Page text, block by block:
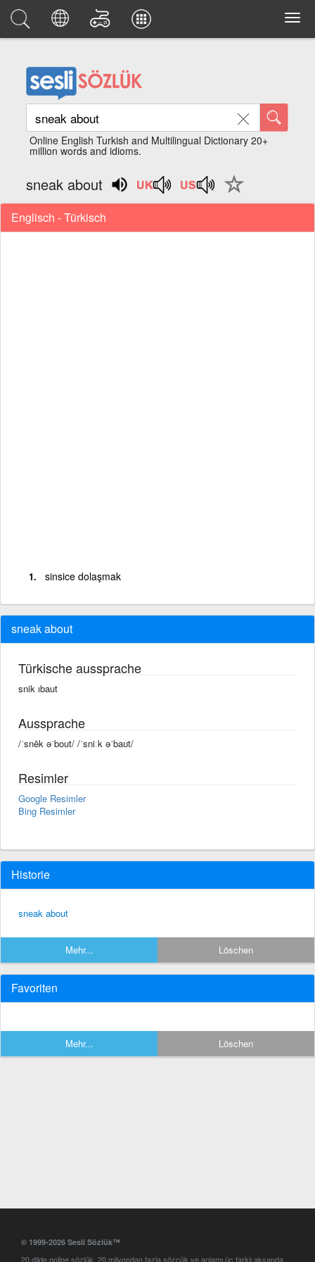
Online English Turkish and Multilingual Dictionary 20+
million words and idioms.
sneak about
Englisch - Türkisch
sinsice dolaşmak
sneak about
Türkische aussprache
snik ıbaut
Aussprache
/ˈsnēk əˈbout/ /ˈsniːk əˈbaʊt/
Resimler
Google Resimler
Bing Resimler
Historie
sneak about
Mehr... Löschen
Favoriten
Mehr... Löschen
© 1999-2026 Sesli Sözlük™
20 dilde online sözlük. 20 milyondan fazla sözcük ve anlamı üç farklı aksanda